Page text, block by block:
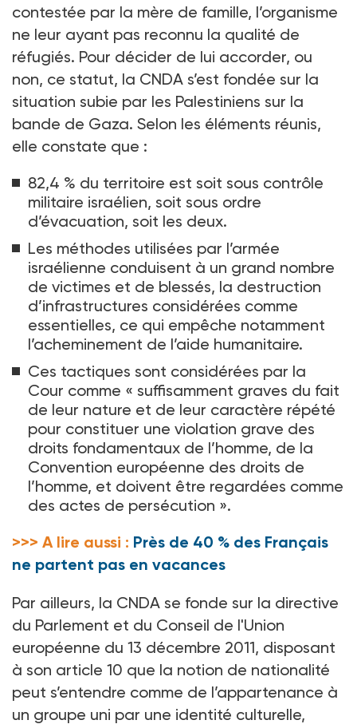
contestée par la mère de famille, l’organisme
ne leur ayant pas reconnu la qualité de
réfugiés. Pour décider de lui accorder, ou
non, ce statut, la CNDA s’est fondée sur la
situation subie par les Palestiniens sur la
bande de Gaza. Selon les éléments réunis,
elle constate que :
82,4 % du territoire est soit sous contrôle
militaire israélien, soit sous ordre
d’évacuation, soit les deux.
Les méthodes utilisées par l’armée
israélienne conduisent à un grand nombre
de victimes et de blessés, la destruction
d’infrastructures considérées comme
essentielles, ce qui empêche notamment
l’acheminement de l’aide humanitaire.
Ces tactiques sont considérées par la
Cour comme « suffisamment graves du fait
de leur nature et de leur caractère répété
pour constituer une violation grave des
droits fondamentaux de l’homme, de la
Convention européenne des droits de
l’homme, et doivent être regardées comme
des actes de persécution ».
>>> A lire aussi : Près de 40 % des Français
ne partent pas en vacances
Par ailleurs, la CNDA se fonde sur la directive
du Parlement et du Conseil de l'Union
européenne du 13 décembre 2011, disposant
à son article 10 que la notion de nationalité
peut s’entendre comme de l’appartenance à
un groupe uni par une identité culturelle,